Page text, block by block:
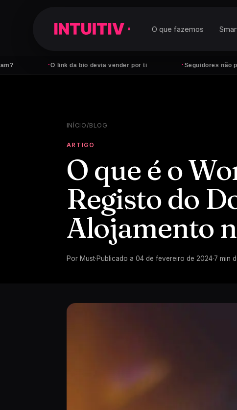
O link da bio devia vender por ti Seguidores não pagam
O que fazemos
INÍCIO/BLOG
ARTIGO
O que é o
Registo do
Alojamento
Por Must·Publicado a 04 de fevereiro de 2024·7 min